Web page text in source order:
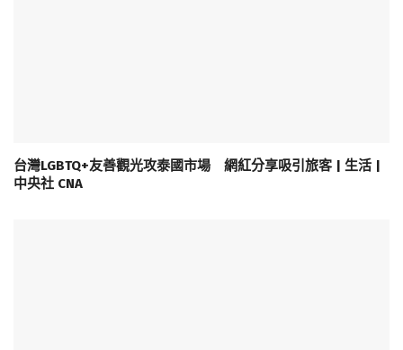
台灣LGBTQ+友善觀光攻泰國市場 網紅分享吸引旅客 | 生活 |
中央社 CNA